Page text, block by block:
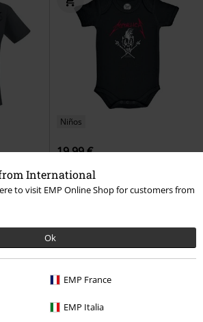
International
to visit EMP Online Shop for customers from
Ok
EMP France
EMP Italia
Circle
Niños
19,99 €
Metal-Kids - Scary Guy
Body